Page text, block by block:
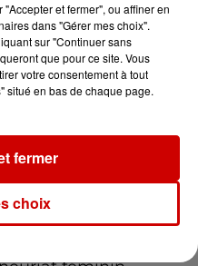
votre balade
Voir plus
figure
et fermer", ou affiner en
dans "Gérer mes choix".
sur "Continuer sans
que pour ce site. Vous
votre consentement à tout
situé en bas de chaque page.
choix
fermer